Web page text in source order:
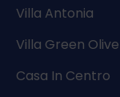
Villa Antonia
Villa Green Olive
Casa In Centro